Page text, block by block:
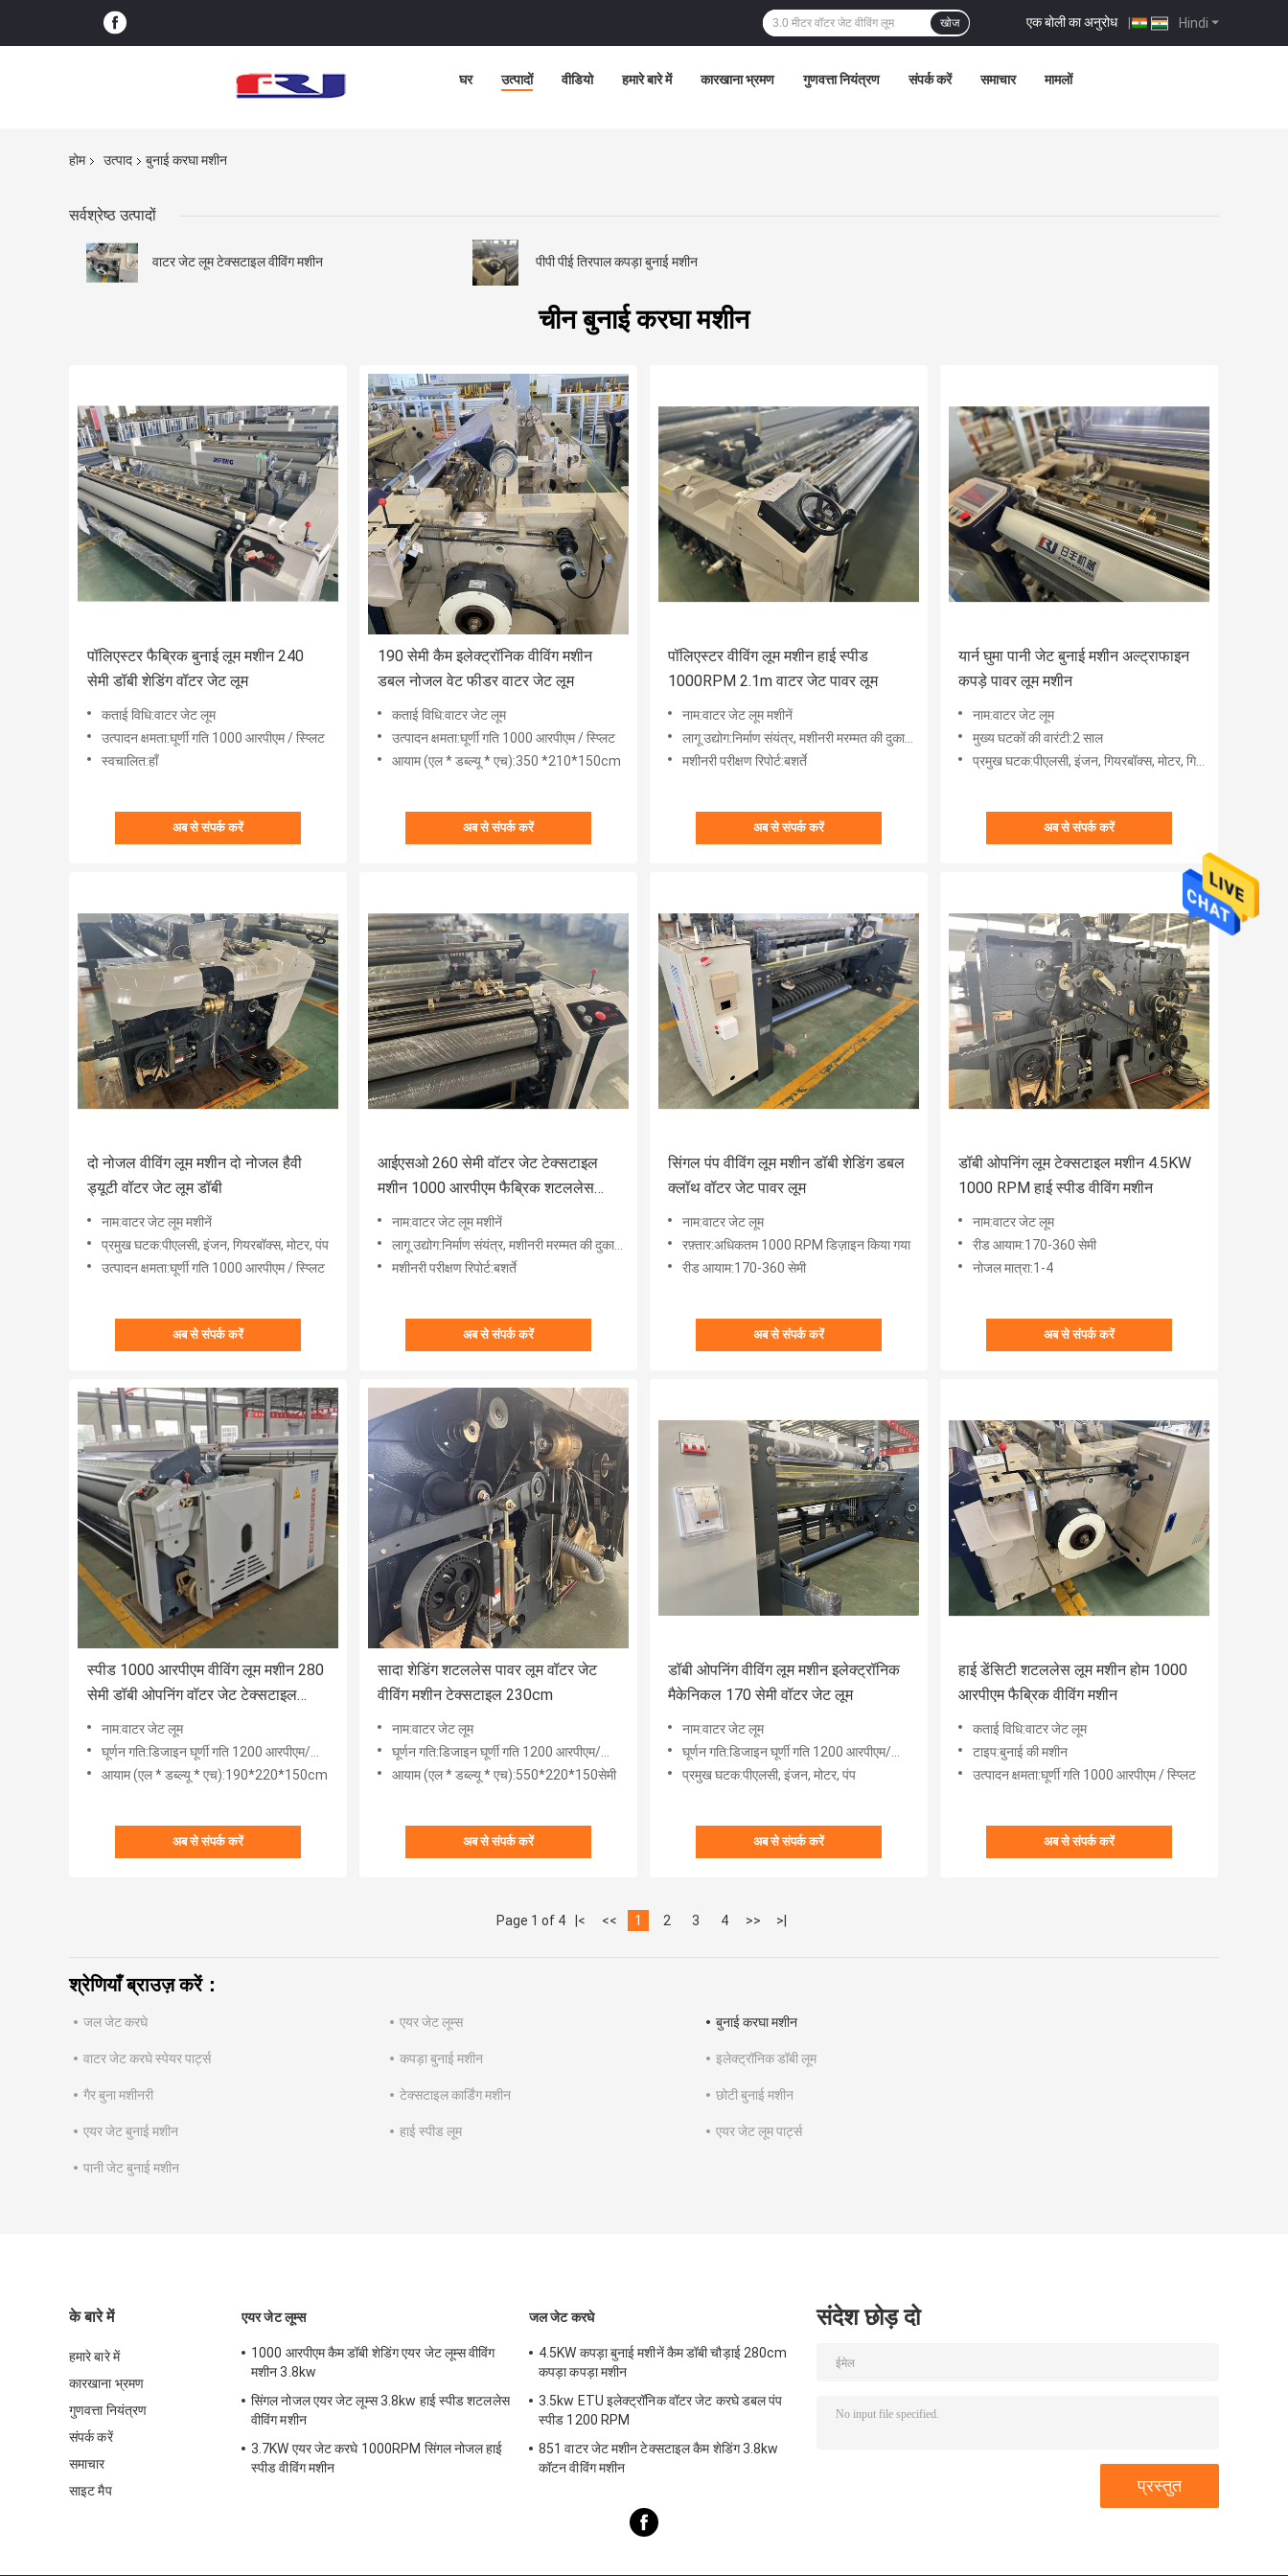
Hindi
एक बोली का अनुरोध |
खोज
घर उत्पादों वीडियो हमारे बारे में कारखाना भ्रमण गुणवत्ता नियंत्रण संपर्क करें समाचार मामलों
होम उत्पाद बुनाई करघा मशीन
सर्वश्रेष्ठ उत्पादों
वाटर जेट लूम टेक्सटाइल वीविंग मशीन पीपी पीई तिरपाल कपड़ा बुनाई मशीन
चीन बुनाई करघा मशीन
पॉलिएस्टर फैब्रिक बुनाई लूम मशीन 240
सेमी डॉबी शेडिंग वॉटर जेट लूम
कताई विधि:वाटर जेट लूम
उत्पादन क्षमता:घूर्णी गति 1000 आरपीएम / स्प्लिट
स्वचालित:हाँ
अब से संपर्क करें
190 सेमी कैम इलेक्ट्रॉनिक वीविंग मशीन
डबल नोजल वेट फीडर वाटर जेट लूम
कताई विधि:वाटर जेट लूम
उत्पादन क्षमता:घूर्णी गति 1000 आरपीएम / स्प्लिट
आयाम (एल * डब्ल्यू * एच):350 *210*150cm
अब से संपर्क करें
पॉलिएस्टर वीविंग लूम मशीन हाई स्पीड
1000RPM 2.1m वाटर जेट पावर लूम
नाम:वाटर जेट लूम मशीनें
लागू उद्योग:निर्माण संयंत्र, मशीनरी मरम्मत की दुकानें, छपाई की दुकानें, विज्ञापन कंपनी
मशीनरी परीक्षण रिपोर्ट:बशर्ते
अब से संपर्क करें
यार्न घुमा पानी जेट बुनाई मशीन अल्ट्राफाइन
कपड़े पावर लूम मशीन
नाम:वाटर जेट लूम
मुख्य घटकों की वारंटी:2 साल
प्रमुख घटक:पीएलसी, इंजन, गियरबॉक्स, मोटर, गियर, पंप
अब से संपर्क करें
दो नोजल वीविंग लूम मशीन दो नोजल हैवी
ड्यूटी वॉटर जेट लूम डॉबी
नाम:वाटर जेट लूम मशीनें
प्रमुख घटक:पीएलसी, इंजन, गियरबॉक्स, मोटर, पंप
उत्पादन क्षमता:घूर्णी गति 1000 आरपीएम / स्प्लिट
अब से संपर्क करें
आईएसओ 260 सेमी वॉटर जेट टेक्सटाइल
मशीन 1000 आरपीएम फैब्रिक शटललेस
नाम:वाटर जेट लूम मशीनें
लागू उद्योग:निर्माण संयंत्र, मशीनरी मरम्मत की दुकानें, छपाई की दुकानें, विज्ञापन कंपनी
मशीनरी परीक्षण रिपोर्ट:बशर्ते
अब से संपर्क करें
सिंगल पंप वीविंग लूम मशीन डॉबी शेडिंग डबल
क्लॉथ वॉटर जेट पावर लूम
नाम:वाटर जेट लूम
रफ़्तार:अधिकतम 1000 RPM डिज़ाइन किया गया
रीड आयाम:170-360 सेमी
अब से संपर्क करें
डॉबी ओपनिंग लूम टेक्सटाइल मशीन 4.5KW
1000 RPM हाई स्पीड वीविंग मशीन
नाम:वाटर जेट लूम
रीड आयाम:170-360 सेमी
नोजल मात्रा:1-4
अब से संपर्क करें
स्पीड 1000 आरपीएम वीविंग लूम मशीन 280
सेमी डॉबी ओपनिंग वॉटर जेट टेक्सटाइल
नाम:वाटर जेट लूम
घूर्णन गति:डिजाइन घूर्णी गति 1200 आरपीएम/स्प्लिट
आयाम (एल * डब्ल्यू * एच):190*220*150cm
अब से संपर्क करें
सादा शेडिंग शटललेस पावर लूम वॉटर जेट
वीविंग मशीन टेक्सटाइल 230cm
नाम:वाटर जेट लूम
घूर्णन गति:डिजाइन घूर्णी गति 1200 आरपीएम/स्प्लिट
आयाम (एल * डब्ल्यू * एच):550*220*150सेमी
अब से संपर्क करें
डॉबी ओपनिंग वीविंग लूम मशीन इलेक्ट्रॉनिक
मैकेनिकल 170 सेमी वॉटर जेट लूम
नाम:वाटर जेट लूम
घूर्णन गति:डिजाइन घूर्णी गति 1200 आरपीएम/स्प्लिट
प्रमुख घटक:पीएलसी, इंजन, मोटर, पंप
अब से संपर्क करें
हाई डेंसिटी शटललेस लूम मशीन होम 1000
आरपीएम फैब्रिक वीविंग मशीन
कताई विधि:वाटर जेट लूम
टाइप:बुनाई की मशीन
उत्पादन क्षमता:घूर्णी गति 1000 आरपीएम / स्प्लिट
अब से संपर्क करें
Page 1 of 4 |< << 1 2 3 4 >> >|
श्रेणियाँ ब्राउज़ करें：
जल जेट करघे एयर जेट लूम्स बुनाई करघा मशीन
वाटर जेट करघे स्पेयर पार्ट्स कपड़ा बुनाई मशीन इलेक्ट्रॉनिक डॉबी लूम
गैर बुना मशीनरी टेक्सटाइल कार्डिंग मशीन छोटी बुनाई मशीन
एयर जेट बुनाई मशीन हाई स्पीड लूम एयर जेट लूम पार्ट्स
पानी जेट बुनाई मशीन
के बारे में
हमारे बारे में
कारखाना भ्रमण
गुणवत्ता नियंत्रण
संपर्क करें
समाचार
साइट मैप
एयर जेट लूम्स
1000 आरपीएम कैम डॉबी शेडिंग एयर जेट लूम्स वीविंग
मशीन 3.8kw
सिंगल नोजल एयर जेट लूम्स 3.8kw हाई स्पीड शटललेस
वीविंग मशीन
3.7KW एयर जेट करघे 1000RPM सिंगल नोजल हाई
स्पीड वीविंग मशीन
जल जेट करघे
4.5KW कपड़ा बुनाई मशीनें कैम डॉबी चौड़ाई 280cm
कपड़ा कपड़ा मशीन
3.5kw ETU इलेक्ट्रॉनिक वॉटर जेट करघे डबल पंप
स्पीड 1200 RPM
851 वाटर जेट मशीन टेक्सटाइल कैम शेडिंग 3.8kw
कॉटन वीविंग मशीन
संदेश छोड़ दो